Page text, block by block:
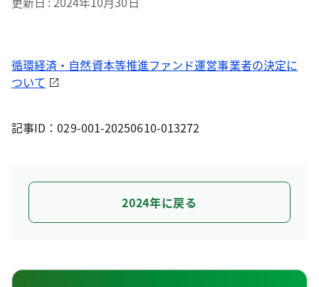
循環経済・自然資本等推進ファンド運営事業者の決定に
ついて
記事ID：029-001-20250610-013272
2024年に戻る